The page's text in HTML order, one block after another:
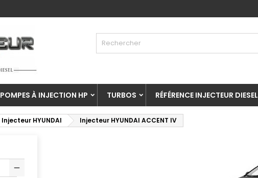
POMPES À INJECTION HP TURBOS RÉFÉRENCE INJECTEUR DIESEL
Injecteur HYUNDAI Injecteur HYUNDAI ACCENT IV